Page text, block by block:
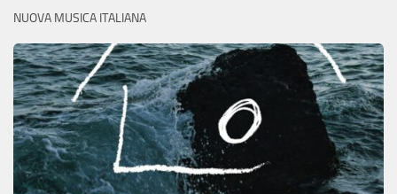
NUOVA MUSICA ITALIANA